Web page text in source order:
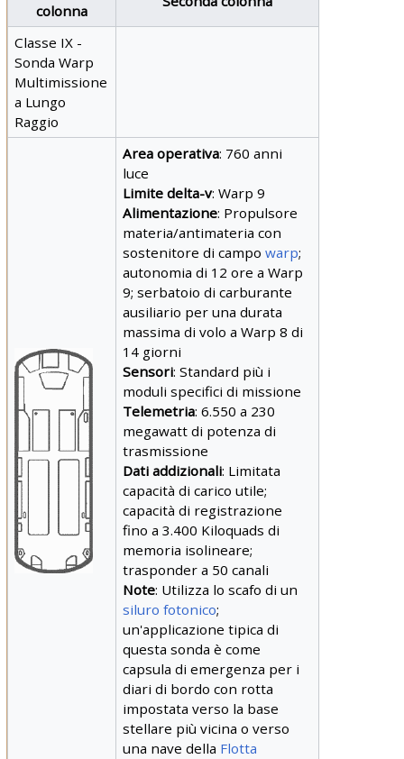
colonna
Classe IX -
Sonda Warp
Multimissione
a Lungo
Raggio
Area operativa: 760 anni
luce
Limite delta-v: Warp 9
Alimentazione: Propulsore
materia/antimateria con
sostenitore di campowarp;
autonomia di 12 ore a Warp
9; serbatoio di carburante
ausiliario per una durata
massima di volo a Warp 8 di
14 giorni
Sensori: Standard più i
moduli specifici di missione
Telemetria: 6.550 a 230
megawatt di potenza di
trasmissione
Dati addizionali: Limitata
capacità di carico utile;
capacità di registrazione
fino a 3.400 Kiloquads di
memoria isolineare;
trasponder a 50 canali
Note: Utilizza lo scafo di un
siluro fotonico;
un'applicazione tipica di
questa sonda è come
capsula di emergenza per i
diari di bordo con rotta
impostata verso la base
stellare più vicina o verso
una nave della Flotta